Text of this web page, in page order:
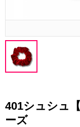
401シュシュ
ーズ